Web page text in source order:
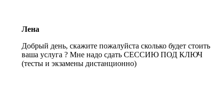
Лена
Добрый день, скажите пожалуйста сколько будет стоить
ваша услуга ? Мне надо сдать СЕССИЮ ПОД КЛЮЧ
(тесты и экзамены дистанционно)